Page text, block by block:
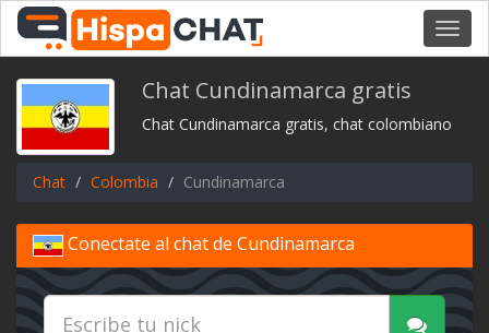
Chat Cundinamarca gratis
Chat Cundinamarca gratis, chat colombiano
Chat Colombia Cundinamarca
Conectate al chat de Cundinamarca